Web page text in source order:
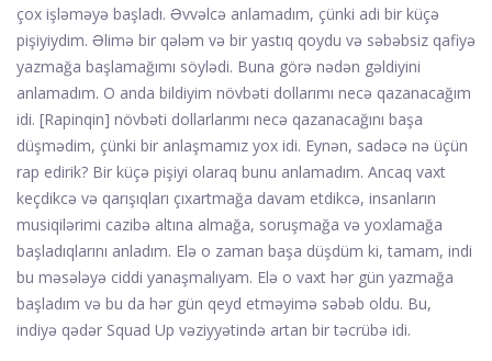
çox işləməyə başladı. Əvvəlcə anlamadım, çünki adi bir küçə
pişiyiydim. Əlimə bir qələm və bir yastıq qoydu və səbəbsiz qafiyə
yazmağa başlamağımı söylədi. Buna görə nədən gəldiyini
anlamadım. O anda bildiyim növbəti dollarımı necə qazanacağım
idi. [Rapinqin] növbəti dollarlarımı necə qazanacağını başa
düşmədim, çünki bir anlaşmamız yox idi. Eynən, sadəcə nə üçün
rap edirik? Bir küçə pişiyi olaraq bunu anlamadım. Ancaq vaxt
keçdikcə və qarışıqları çıxartmağa davam etdikcə, insanların
musiqilərimi cazibə altına almağa, soruşmağa və yoxlamağa
başladıqlarını anladım. Elə o zaman başa düşdüm ki, tamam, indi
bu məsələyə ciddi yanaşmalıyam. Elə o vaxt hər gün yazmağa
başladım və bu da hər gün qeyd etməyimə səbəb oldu. Bu,
indiyə qədər Squad Up vəziyyətində artan bir təcrübə idi.